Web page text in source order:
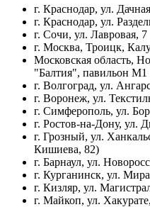
г. Краснодар, ул.
г. Краснодар, ул.
г. Сочи, ул. Лавровая, 7
г. Москва, Троицк,
Московская область,
"Балтия", павильон
г. Волгоград, ул.
г. Воронеж, ул.
г. Симферополь, ул.
г. Ростов-на-Дону, ул.
г. Грозный, ул.
Кишиева, 82)
г. Барнаул, ул.
г. Курганинск, ул.
г. Кизляр, ул.
г. Майкоп, ул.